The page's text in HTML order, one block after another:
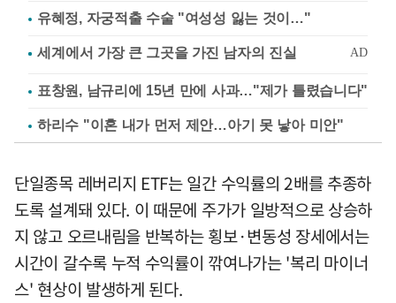
유혜정, 자궁적출 수술 "여성성 잃는 것이…"
표창원, 남규리에 15년 만에 사과…"제가 틀렸습니다"
하리수 "이혼 내가 먼저 제안…아기 못 낳아 미안"
단일종목 레버리지 ETF는 일간 수익률의 2배를 추종하
도록 설계돼 있다. 이 때문에 주가가 일방적으로 상승하
지 않고 오르내림을 반복하는 횡보·변동성 장세에서는
시간이 갈수록 누적 수익률이 깎여나가는 '복리 마이너
스' 현상이 발생하게 된다.